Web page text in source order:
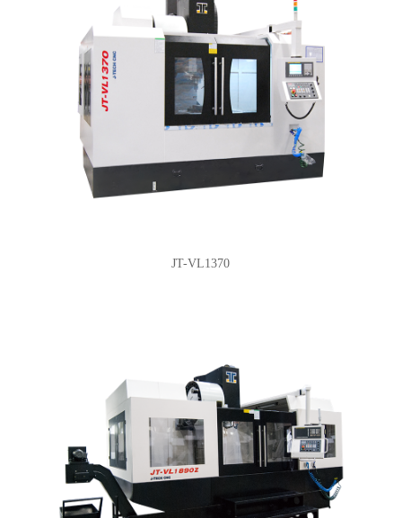
JT-VL1370